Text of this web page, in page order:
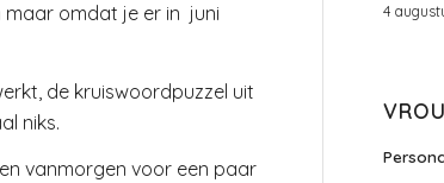
maar omdat je er in juni
de kruiswoordpuzzel uit
niks.
vanmorgen voor een paar
4